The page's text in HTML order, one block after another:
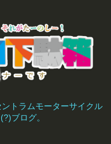
トラムモーターサイクル
ブログ。